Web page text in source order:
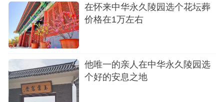
在怀来中华永久陵园选个花坛葬
价格在1万左右
他唯一的亲人在中华永久陵园选
个好的安息之地